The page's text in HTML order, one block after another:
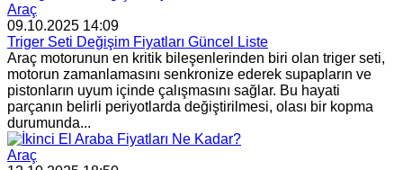
Araç
09.10.2025 14:09
Triger Seti Değişim Fiyatları Güncel Liste
Araç motorunun en kritik bileşenlerinden biri olan triger seti,
motorun zamanlamasını senkronize ederek supapların ve
pistonların uyum içinde çalışmasını sağlar. Bu hayati
parçanın belirli periyotlarda değiştirilmesi, olası bir kopma
durumunda...
Araç